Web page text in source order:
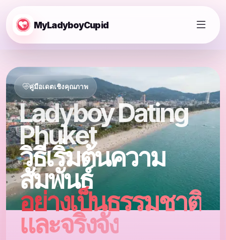
MyLadyboyCupid
คู่มือเดตเชิงคุณภาพ
Ladyboy Dating
Phuket
วิธีเริ่มต้นความ
สัมพันธ์
อย่างเป็นธรรมชาติ
และจริงจัง